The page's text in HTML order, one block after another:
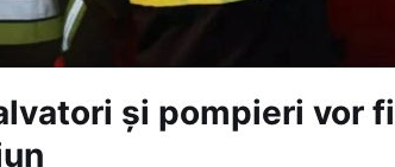
și pompieri vor